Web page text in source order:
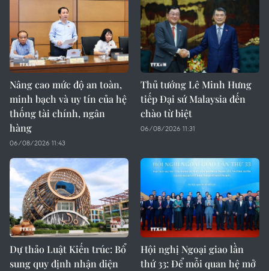
Nâng cao mức độ an toàn,
minh bạch và uy tín của hệ
thống tài chính, ngân
hàng
06/08/2026 11:43
Thủ tướng Lê Minh Hưng
tiếp Đại sứ Malaysia đến
chào từ biệt
06/08/2026 11:31
Dự thảo Luật Kiến trúc: Bổ
sung quy định nhận diện
Hội nghị Ngoại giao lần
thứ 33: Để mỗi quan hệ mở